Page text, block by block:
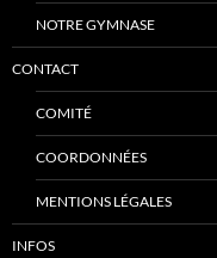
NOTRE GYMNASE
CONTACT
COMITÉ
COORDONNÉES
MENTIONS LÉGALES
INFOS